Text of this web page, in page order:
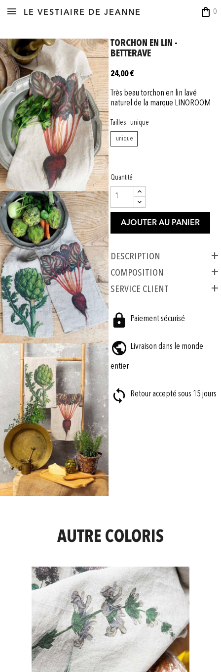
shopping_bag 0
LE VESTIAIRE DE JEANNE
TORCHON EN LIN -
BETTERAVE
24,00 €
Très beau torchon en lin lavé
naturel de la marque LINOROOM
Tailles : unique
unique
Quantité
AJOUTER AU PANIER
Description
COMPOSITION
SERVICE CLIENT
Paiement sécurisé
Livraison dans le monde
entier
Retour accepté sous 15 jours
AUTRE COLORIS